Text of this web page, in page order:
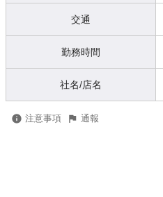
交通
勤務時間
社名/店名
注意事項 通報